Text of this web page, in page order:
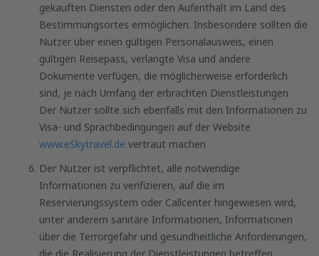
gekauften Diensten oder den Aufenthalt im Land des
Bestimmungsortes ermöglichen. Insbesondere sollten die
Nutzer über einen gültigen Personalausweis, einen
gültigen Reisepass, verlangte Visa und andere
Dokumente verfügen, die möglicherweise erforderlich
sind, je nach Umfang der erbrachten Dienstleistungen.
Der Nutzer sollte sich ebenfalls mit den Informationen zu
Visa- und Sprachbedingungen auf der Website
www.eSkytravel.de vertraut machen
Der Nutzer ist verpflichtet, alle notwendige
Informationen zu verifizieren, auf die im
Reservierungssystem oder Callcenter hingewiesen wird,
unter anderem sanitäre Informationen, Informationen
über die Terrorgefahr und gesundheitliche Anforderungen,